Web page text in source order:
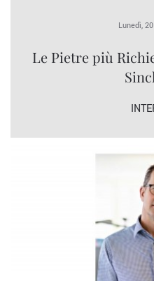
Lunedì,
Le Pietre più